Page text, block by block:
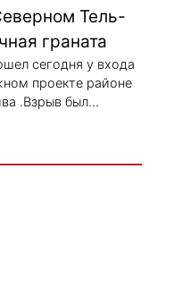
Тель-
граната
сегодня у входа
проекте районе
.Взрыв был...